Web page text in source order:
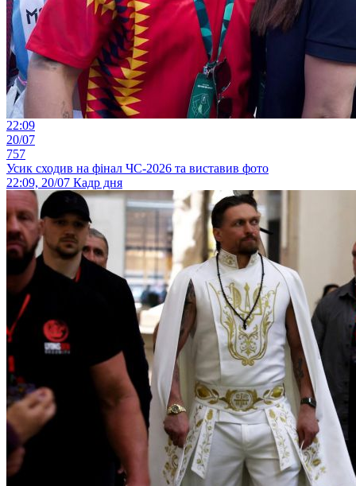
22:09
20/07
757
Усик сходив на фінал ЧС-2026 та виставив фото
22:09, 20/07 Кадр дня